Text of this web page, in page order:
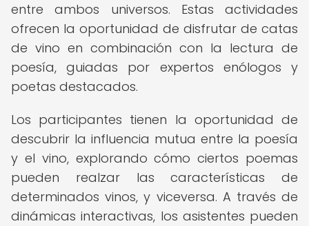
entre ambos universos. Estas actividades
ofrecen la oportunidad de disfrutar de catas
de vino en combinación con la lectura de
poesía, guiadas por expertos enólogos y
poetas destacados.
Los participantes tienen la oportunidad de
descubrir la influencia mutua entre la poesía
y el vino, explorando cómo ciertos poemas
pueden realzar las características de
determinados vinos, y viceversa. A través de
dinámicas interactivas, los asistentes pueden